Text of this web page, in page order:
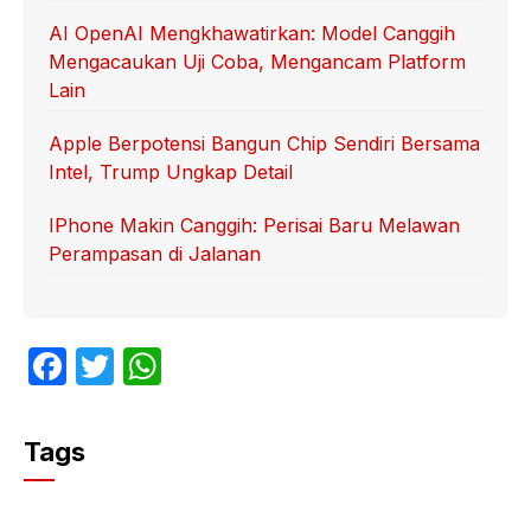
AI OpenAI Mengkhawatirkan: Model Canggih
Mengacaukan Uji Coba, Mengancam Platform
Lain
Apple Berpotensi Bangun Chip Sendiri Bersama
Intel, Trump Ungkap Detail
IPhone Makin Canggih: Perisai Baru Melawan
Perampasan di Jalanan
F
c
e
T
Tags